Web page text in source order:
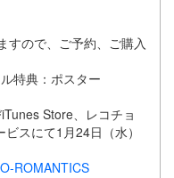
すので、ご予約、ご購入
特典：ポスター
Store、レコチョ
スにて1月24日（水）
ROMANTICS